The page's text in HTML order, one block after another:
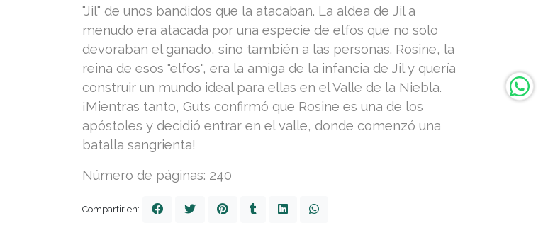
"Jil" de unos bandidos que la atacaban. La aldea de Jil a
menudo era atacada por una especie de elfos que no solo
devoraban el ganado, sino también a las personas. Rosine, la
reina de esos "elfos", era la amiga de la infancia de Jil y quería
construir un mundo ideal para ellas en el Valle de la Niebla.
¡Mientras tanto, Guts confirmó que Rosine es una de los
apóstoles y decidió entrar en el valle, donde comenzó una
batalla sangrienta!
Número de páginas: 240
Compartir en: